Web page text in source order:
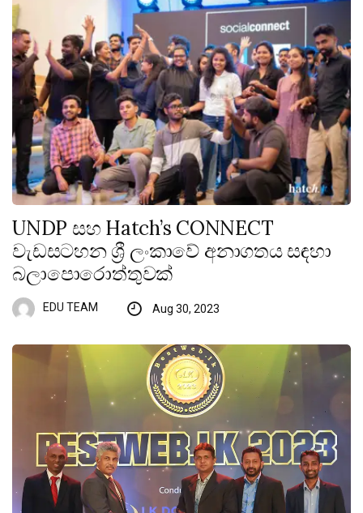
UNDP සහ Hatch’s CONNECT
වැඩසටහන ශ්‍රී ලංකාවේ අනාගතය සඳහා
බලාපොරොත්තුවක්
EDU TEAM Aug 30, 2023